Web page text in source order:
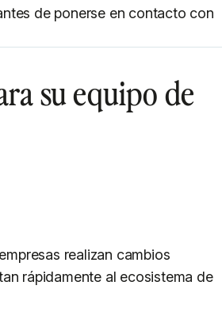
de ponerse en contacto con
su equipo de
realizan cambios
rápidamente al ecosistema de